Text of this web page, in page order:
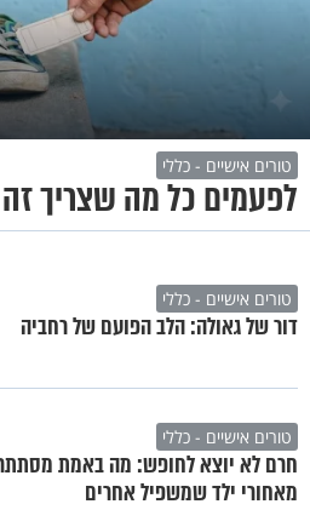
טורים אישיים - כללי
לפעמים כל מה שצריך
טורים אישיים - כללי
דור של גאולה: הלב הפועם של רחביה
טורים אישיים - כללי
חרם לא יוצא לחופש: מה באמת
מאחורי ילד שמשפיל אחרים